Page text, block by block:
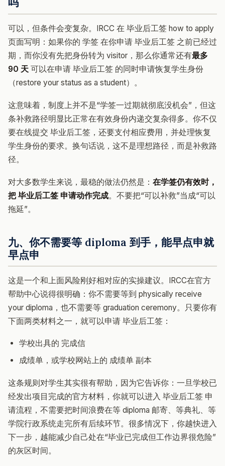
可以，但条件会变复杂。IRCC 在 毕业后工签 how to apply
页面写明：如果你的 学签 在你申请 毕业后工签 之前已经过
期，而你没有先把身份转为 visitor，那么你通常还有最多
90 天 可以在申请 毕业后工签 的同时申请恢复学生身份
（restore your status as a student）。
这意味着，制度上并不是“学签一过期就彻底没机会”，但这
条补救路径明显比正常在有效身份内递交复杂得多。你不仅
要在线提交 毕业后工签，还要支付相应费用，并处理恢复
学生身份的要求。换句话说，这不是理想路径，而是补救路
径。
对大多数学生来说，最稳的做法仍然是： 在学签仍有效时，
把 毕业后工签 申请动作完成。不要把“可以补救”当成“可以
拖延”。
九、你不需要等 diploma 到手，能早点申就
早点申
这是一个和上面风险刚好相对应的实操建议。IRCC在官方
帮助中心说得很明确：你不需要等到 physically receive
your diploma，也不需要等 graduation ceremony。只要你有
下面两类材料之一，就可以申请 毕业后工签：
学校出具的 完成信
成绩单，或学校网站上的 成绩单 副本
这条规则对学生其实很有帮助，因为它告诉你：一旦学校已
经发出项目完成的官方材料，你就可以进入 毕业后工签 申
请流程，不需要把时间浪费在等 diploma 邮寄、等典礼、等
学院行政系统走完所有后续环节。很多情况下，你越快进入
下一步，越能减少自己处在“毕业已完成但工作边界很危险”
的灰区时间。